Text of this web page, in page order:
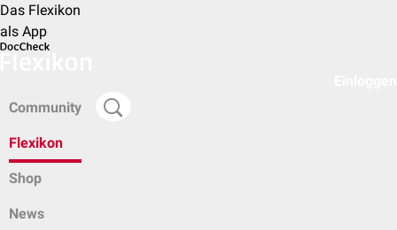
Das Flexikon
als App
Community
Flexikon
Shop
News